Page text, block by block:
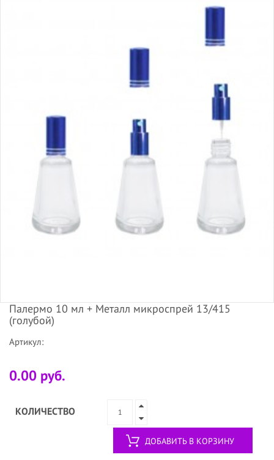
Палермо 10 мл + Металл микроспрей 13/415
(голубой)
Артикул:
0.00 руб.
КОЛИЧЕСТВО
ДОБАВИТЬ В КОРЗИНУ